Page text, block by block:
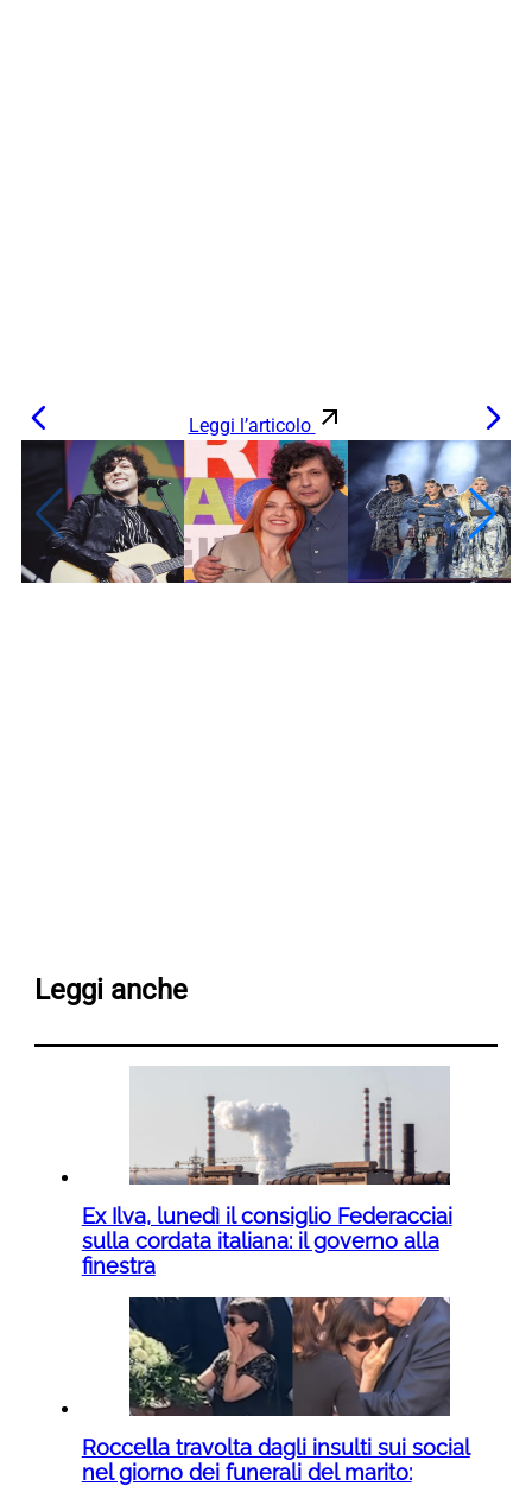
Leggi l’articolo
Leggi anche
Ex Ilva, lunedì il consiglio Federacciai
sulla cordata italiana: il governo alla
finestra
Roccella travolta dagli insulti sui social
nel giorno dei funerali del marito: